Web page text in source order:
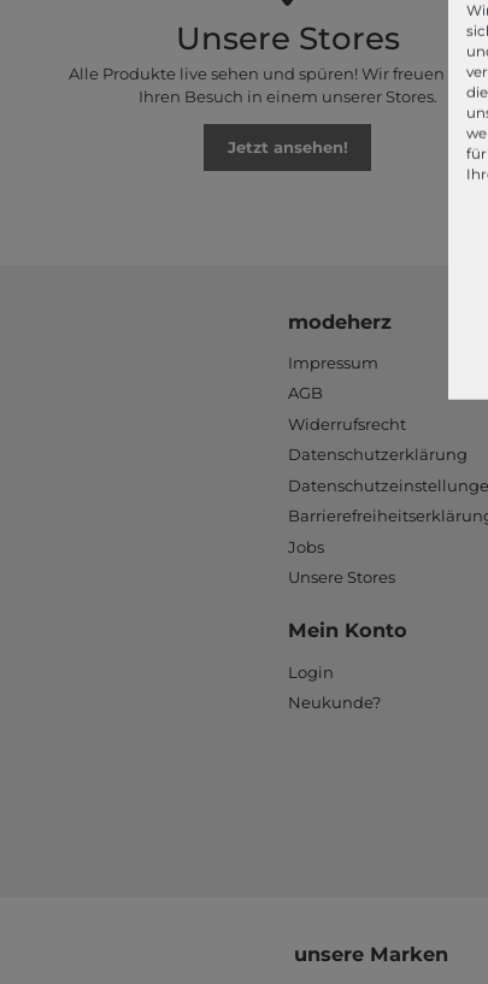
Unsere Stores
Alle Produkte live sehen und spüren! Wir freuen uns
Ihren Besuch in einem unserer Stores.
Jetzt ansehen!
modeherz
Impressum
AGB
Widerrufsrecht
Datenschutzerklärung
Jobs
Unsere Stores
Mein Konto
Login
Neukunde?
unsere Marken